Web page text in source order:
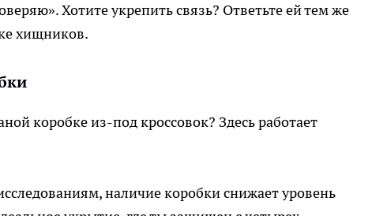
Хотите укрепить связь? Ответьте ей тем же
хищников.
коробке из-под кроссовок? Здесь работает
наличие коробки снижает уровень